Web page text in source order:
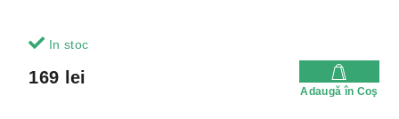
In stoc
169 lei
Adaugă în Coş